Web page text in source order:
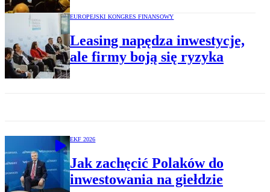
EUROPEJSKI KONGRES FINANSOWY
Leasing napędza inwestycje,
ale firmy boją się ryzyka
EKF 2026
Jak zachęcić Polaków do
inwestowania na giełdzie